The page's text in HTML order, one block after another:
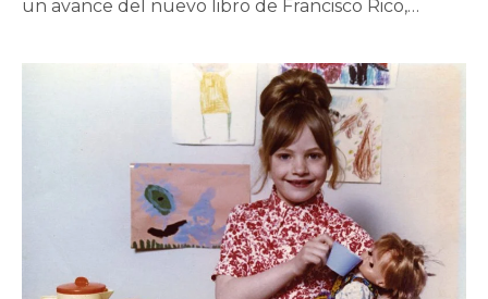
un avance del nuevo libro de Francisco Rico,…